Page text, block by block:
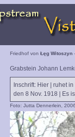
Friedhof von Łęg Witoszyn
Grabstein Johann
Inschrift: Hier | ruhet
den 8 Nov. 1918 | Es
Foto: Jutta Dennerlein,